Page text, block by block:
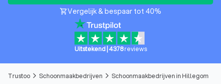
shopping_cartVergelijk & bespaar tot 40%
Uitstekend| 4378 reviews
Trustoo arrow_forward_ios Schoonmaakbedrijven arrow_forward_ios Schoonmaakbedrijven in Hillegom